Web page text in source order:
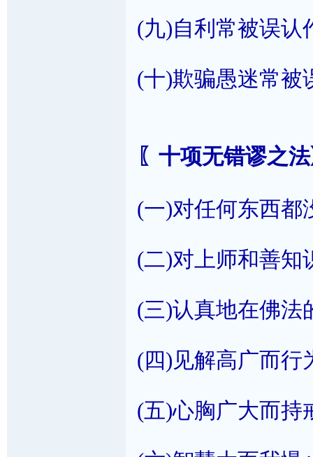
(九)自利常被误认
(十)欺骗愚迷常被
〖十项无错谬之
(一)对任何东西都
(二)对上师和善知
(三)认真地在佛法
(四)见解高广而行
(五)心胸广大而持